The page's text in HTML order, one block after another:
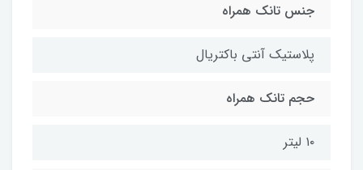
جنس تانک همراه
پلاستیک آنتی باکتریال
حجم تانک همراه
۱۰ لیتر